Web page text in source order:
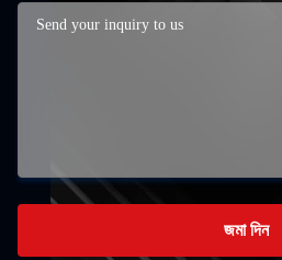
জমা দিন